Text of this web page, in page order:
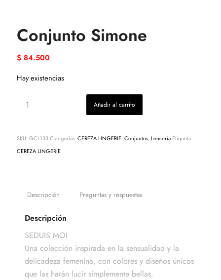
Conjunto Simone
$84.500
Hay existencias
Añadir al carrito
SKU: GCL133 Categorías: CEREZA LINGERIE,Conjuntos,Lencería Etiqueta:
CEREZA LINGERIE
Descripción Preguntas y respuestas
Descripción
SEDUIS MOI
Una colección inspirada en la sensualidad y la
delicadeza femenina, con colores y diseños únicos
que las harán lucir simplemente bellas.